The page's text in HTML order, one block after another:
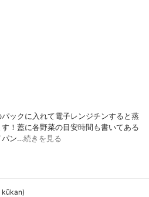
ックに入れて電子レンジチンすると蒸
！蓋に各野菜の目安時間も書いてある
パン…続きを見る
kūkan)